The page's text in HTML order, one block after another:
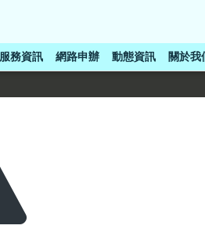
服務資訊 網路申辦 動態資訊 關於我